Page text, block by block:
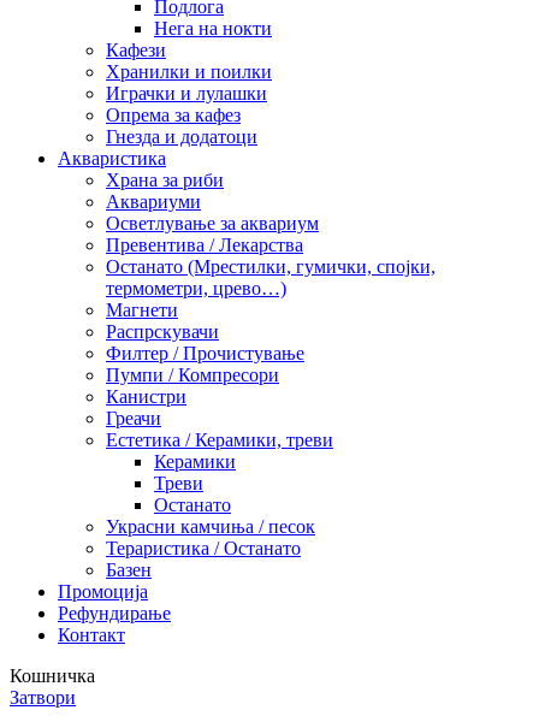
Подлога
Нега на нокти
Кафези
Хранилки и поилки
Играчки и лулашки
Опрема за кафез
Гнезда и додатоци
Акваристика
Храна за риби
Аквариуми
Осветлување за аквариум
Превентива / Лекарства
Останато (Мрестилки, гумички, спојки,
термометри, црево…)
Магнети
Распрскувачи
Филтер / Прочистување
Пумпи / Компресори
Канистри
Греачи
Естетика / Керамики, треви
Керамики
Треви
Останато
Украсни камчиња / песок
Тераристика / Останато
Базен
Промоција
Рефундирање
Контакт
Кошничка
Затвори